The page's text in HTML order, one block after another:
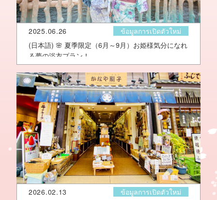
2025.06.26
ข้อมูลการเปิดตัวใหม่
(日本語) 🌸 夏季限定（6月～9月）お姫様気分になれ
る夢の浴衣プラン！
2026.02.13
ข้อมูลการเปิดตัวใหม่